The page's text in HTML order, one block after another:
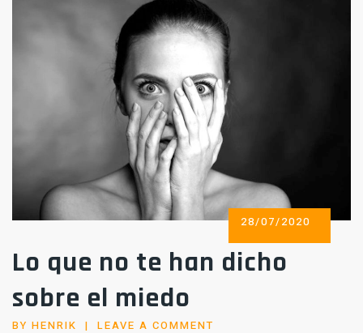
Lo que no te han dicho
sobre el miedo
POSTED
28/07/2020
BY HENRIK LEAVE A COMMENT